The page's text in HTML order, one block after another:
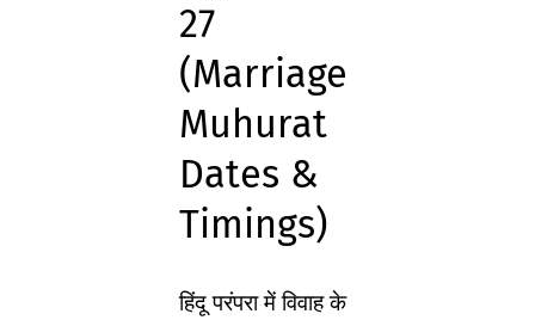
27
(Marriage
Muhurat
Dates &
Timings)
हिंदू परंपरा में विवाह के